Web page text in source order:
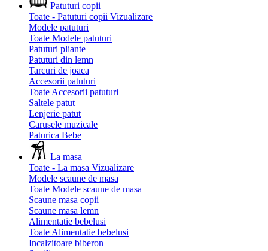
Patuturi copii
Toate - Patuturi copii Vizualizare
Modele patuturi
Toate Modele patuturi
Patuturi pliante
Patuturi din lemn
Tarcuri de joaca
Accesorii patuturi
Toate Accesorii patuturi
Saltele patut
Lenjerie patut
Carusele muzicale
Paturica Bebe
La masa
Toate - La masa Vizualizare
Modele scaune de masa
Toate Modele scaune de masa
Scaune masa copii
Scaune masa lemn
Alimentatie bebelusi
Toate Alimentatie bebelusi
Incalzitoare biberon